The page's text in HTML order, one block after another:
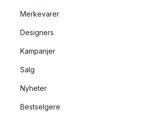
Merkevarer
Designers
Kampanjer
Salg
Nyheter
Bestselgere